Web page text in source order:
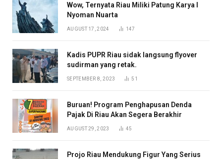
Wow, Ternyata Riau Miliki Patung Karya I
Nyoman Nuarta
AUGUST 17, 2024 147
Kadis PUPR Riau sidak langsung flyover
sudirman yang retak.
SEPTEMBER 8, 2023 51
Buruan! Program Penghapusan Denda
Pajak Di Riau Akan Segera Berakhir
AUGUST 29, 2023 45
Projo Riau Mendukung Figur Yang Serius